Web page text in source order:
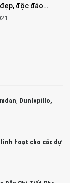
độc đáo…
Dunlopillo,
linh hoạt cho các dự